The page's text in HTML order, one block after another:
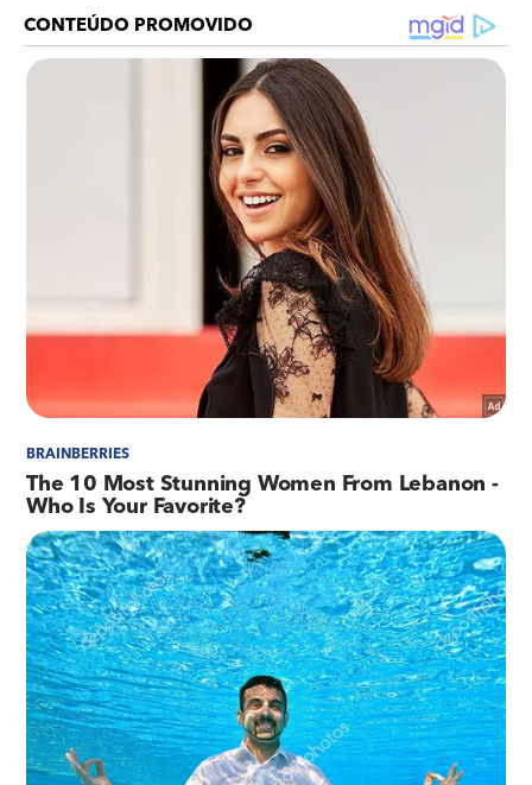
Leia também:
Missa de sétimo dia de Andrea Cabral Charret
reúne familiares e amigos em apelo por justiça
Ex-PM acusada de matar irmã em SG vai a júri
popular no final deste ano
Dois dos envolvidos acabaram baleados e foram
morte, foi levada para o Hospital Estadual
Azevedo Lima, onde permanecem sob custódia.
Com eles, os policiais apreenderam duas
pistolas 9mm, municiadas, além dos rádios de
comunicação. O caso foi registrado na 78ªDP
(Centro). Um dos acusados já possuía anotações